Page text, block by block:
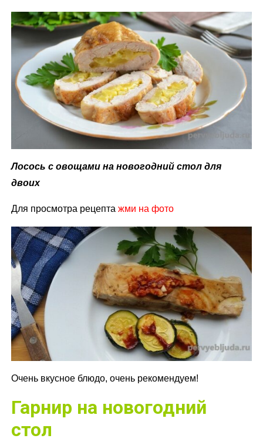
Лосось с овощами на новогодний стол для
двоих
Для просмотра рецептажми на фото
Очень вкусное блюдо, очень рекомендуем!
Гарнир на новогодний
стол